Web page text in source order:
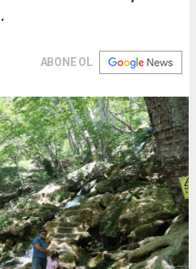
ABONE OL